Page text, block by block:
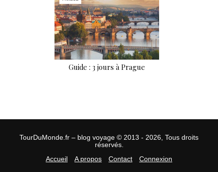
Guide : 3 jours à Prague
TourDuMonde.fr – blog voyage © 2013 - 2026, Tous droits
réservés.
Accueil
A propos Contact Connexion